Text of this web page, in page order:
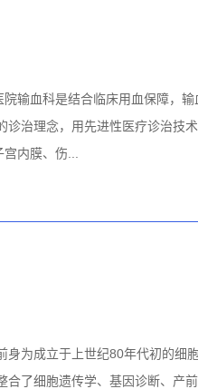
输血科是结合临床用血保障，
诊治理念，用先进性医疗诊治技
内膜、伤...
为成立于上世纪80年代初的
了细胞遗传学、基因诊断、产